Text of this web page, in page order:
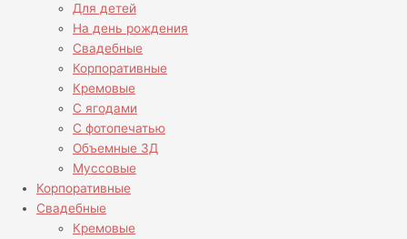
Для детей
На день рождения
Свадебные
Корпоративные
Кремовые
С ягодами
С фотопечатью
Объемные 3Д
Муссовые
Корпоративные
Свадебные
Кремовые